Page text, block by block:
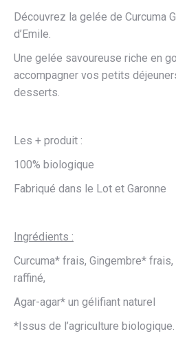
Découvrez la gelée de Curcuma
d’Emile.
Une gelée savoureuse riche en
accompagner vos petits
desserts.
Les + produit :
100% biologique
Fabriqué dans le Lot et Garonne
Ingrédients :
Curcuma* frais, Gingembre*
raffiné,
Agar-agar* un gélifiant naturel
*Issus de l’agriculture biologique.